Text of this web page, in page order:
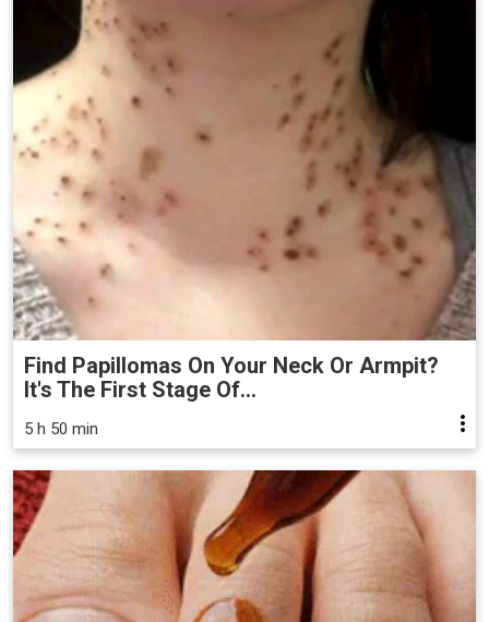
Find Papillomas On Your Neck Or Armpit?
It's The First Stage Of...
5 h 50 min